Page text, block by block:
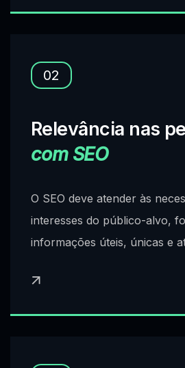
02
Relevância nas
com SEO
O SEO deve atender às
interesses do público-alvo,
informações úteis, únicas e